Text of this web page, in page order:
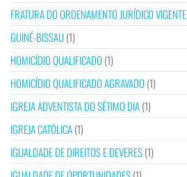
FRATURA DO ORDENAMENTO JURÍDICO VIGENTE
GUINÉ-BISSAU(1)
HOMICÍDIO QUALIFICADO (1)
HOMICÍDIO QUALIFICADO AGRAVADO (1)
IGREJA ADVENTISTA DO SÉTIMO DIA(1)
IGREJA CATÓLICA(1)
IGUALDADE DE DIREITOS E DEVERES(1)